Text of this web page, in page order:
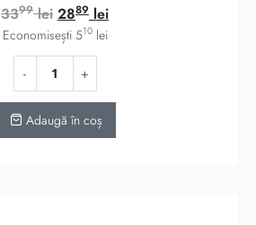
la
4.00
din 5
3399 lei Prețul
inițial
a
fost:
3399 lei.
2889 leiPrețul
Economisești 510 lei
Adaugă în coș